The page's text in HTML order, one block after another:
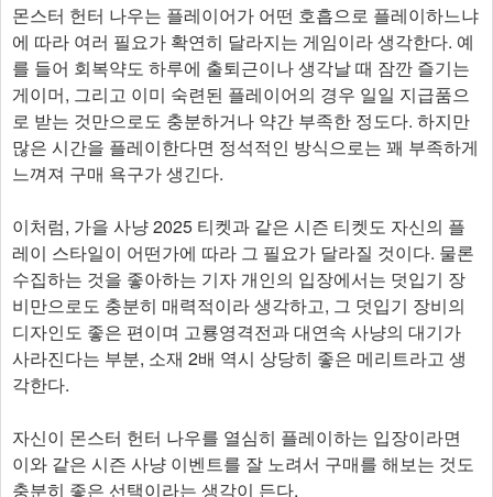
몬스터 헌터 나우는 플레이어가 어떤 호흡으로 플레이하느냐
에 따라 여러 필요가 확연히 달라지는 게임이라 생각한다. 예
를 들어 회복약도 하루에 출퇴근이나 생각날 때 잠깐 즐기는
게이머, 그리고 이미 숙련된 플레이어의 경우 일일 지급품으
로 받는 것만으로도 충분하거나 약간 부족한 정도다. 하지만
많은 시간을 플레이한다면 정석적인 방식으로는 꽤 부족하게
느껴져 구매 욕구가 생긴다.
이처럼, 가을 사냥 2025 티켓과 같은 시즌 티켓도 자신의 플
레이 스타일이 어떤가에 따라 그 필요가 달라질 것이다. 물론
수집하는 것을 좋아하는 기자 개인의 입장에서는 덧입기 장
비만으로도 충분히 매력적이라 생각하고, 그 덧입기 장비의
디자인도 좋은 편이며 고룡영격전과 대연속 사냥의 대기가
사라진다는 부분, 소재 2배 역시 상당히 좋은 메리트라고 생
각한다.
자신이 몬스터 헌터 나우를 열심히 플레이하는 입장이라면
이와 같은 시즌 사냥 이벤트를 잘 노려서 구매를 해보는 것도
충분히 좋은 선택이라는 생각이 든다.